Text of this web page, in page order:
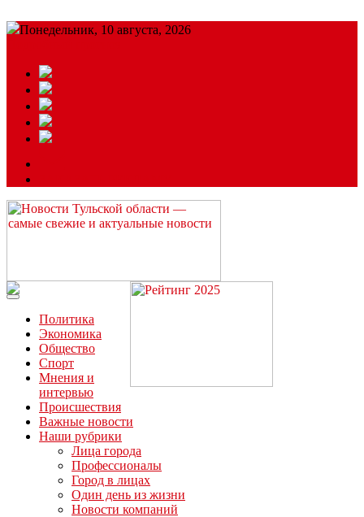
Понедельник, 10 августа, 2026
Читайте последние новости дня в Тульской области на сайте
“ЗаНовомосковск”
Политика
Экономика
Общество
Спорт
Мнения и
интервью
Происшествия
Важные новости
Наши рубрики
Лица города
Профессионалы
Город в лицах
Один день из жизни
Новости компаний